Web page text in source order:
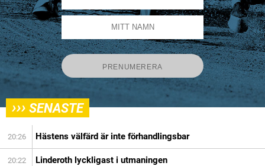
››› SENASTE
20:26 Hästens välfärd är inte förhandlingsbar
20:22 Linderoth lyckligast i utmaningen